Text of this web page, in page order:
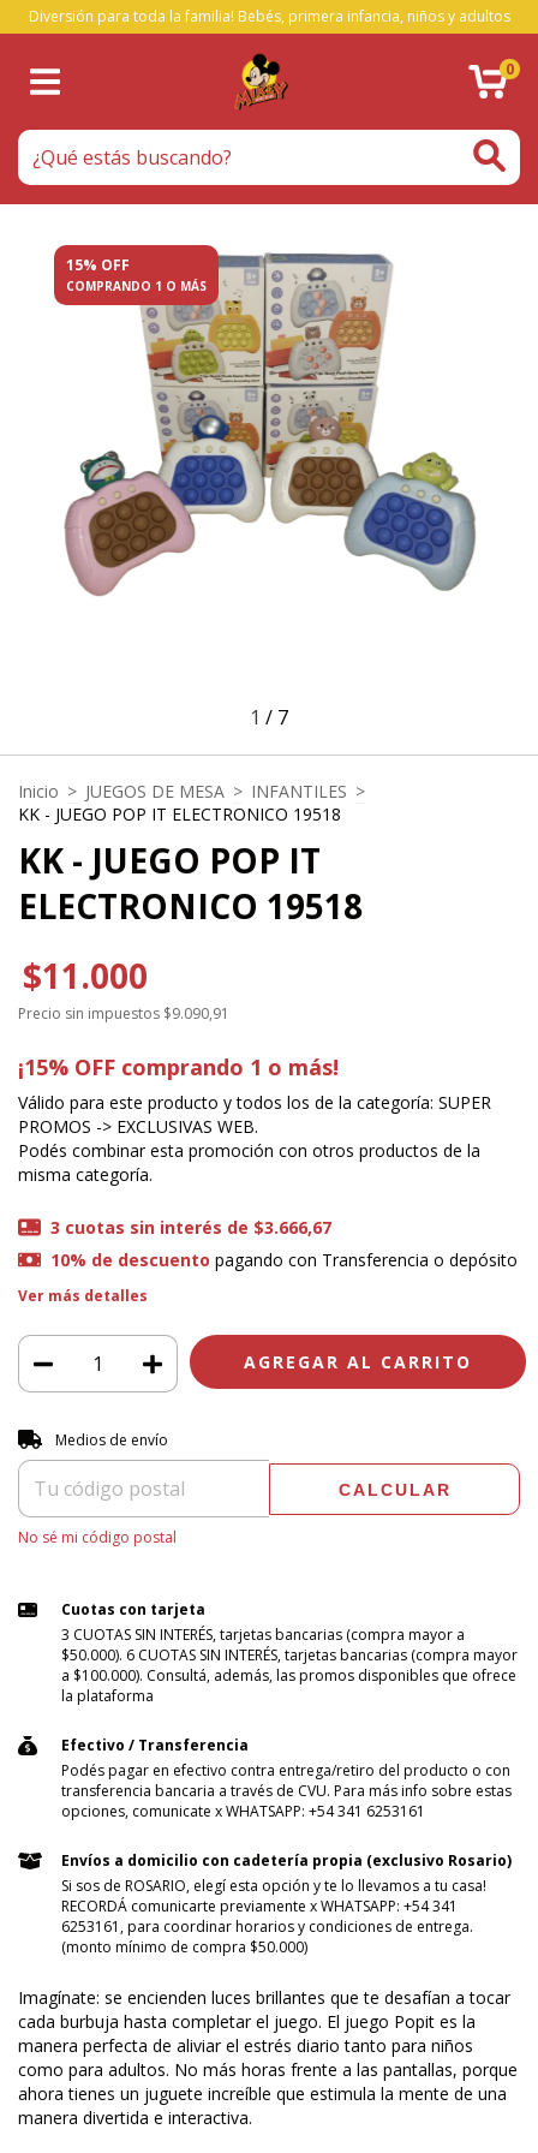
Diversión para toda la familia! Bebés, primera infancia, niños y adultos
0
15% OFF
COMPRANDO 1 O MÁS
1 / 7
Inicio > JUEGOS DE MESA > INFANTILES >
KK - JUEGO POP IT ELECTRONICO 19518
KK - JUEGO POP IT
ELECTRONICO 19518
$11.000
Precio sin impuestos $9.090,91
¡15% OFF comprando 1 o más!
Válido para este producto y todos los de la categoría: SUPER
PROMOS -> EXCLUSIVAS WEB.
Podés combinar esta promoción con otros productos de la
misma categoría.
3 cuotas sin interés de $3.666,67
10% de descuento pagando con Transferencia o depósito
Ver más detalles
Entregas para el CP:
Medios de envío
CALCULAR
No sé mi código postal
Cuotas con tarjeta
3 CUOTAS SIN INTERÉS, tarjetas bancarias (compra mayor a
$50.000). 6 CUOTAS SIN INTERÉS, tarjetas bancarias (compra mayor
a $100.000). Consultá, además, las promos disponibles que ofrece
la plataforma
Efectivo / Transferencia
Podés pagar en efectivo contra entrega/retiro del producto o con
transferencia bancaria a través de CVU. Para más info sobre estas
opciones, comunicate x WHATSAPP: +54 341 6253161
Envíos a domicilio con cadetería propia (exclusivo Rosario)
Si sos de ROSARIO, elegí esta opción y te lo llevamos a tu casa!
RECORDÁ comunicarte previamente x WHATSAPP: +54 341
6253161, para coordinar horarios y condiciones de entrega.
(monto mínimo de compra $50.000)
Imagínate: se encienden luces brillantes que te desafían a tocar
cada burbuja hasta completar el juego. El juego Popit es la
manera perfecta de aliviar el estrés diario tanto para niños
como para adultos. No más horas frente a las pantallas, porque
ahora tienes un juguete increíble que estimula la mente de una
manera divertida e interactiva.